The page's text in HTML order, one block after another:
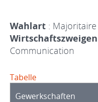
Wahlart : Majoritaire
Wirtschaftszweigen
Communication
Tabelle
Gewerkschaften